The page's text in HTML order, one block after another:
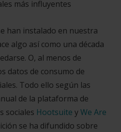
más influyentes
han instalado en nuestra
algo así como una década
O, al menos de
datos de consumo de
Todo ello según las
de la plataforma de
sociales Hootsuite yWe Are
se ha difundido sobre